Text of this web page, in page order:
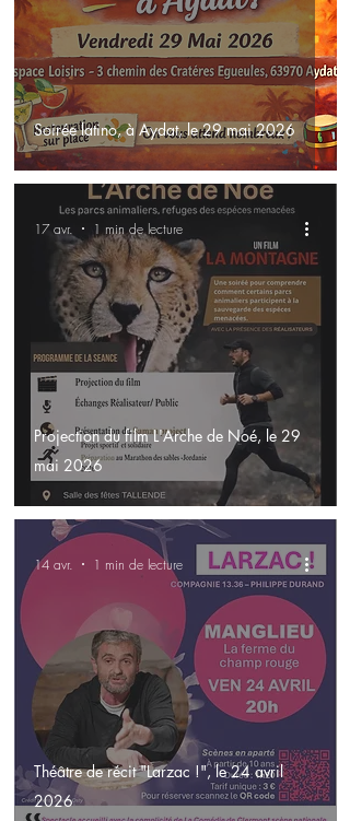
Soirée latino, à Aydat, le 29 mai 2026
Projection du film L'Arche de Noé, le 29
mai 2026
17 avr. 1 min de lecture
Théâtre de récit "Larzac !", le 24 avril
2026
14 avr. 1 min de lecture